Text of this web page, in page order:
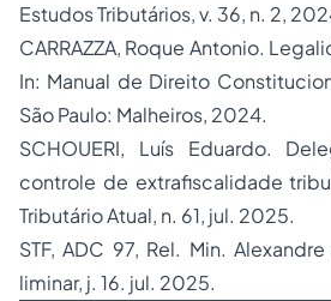
Estudos Tributários, v. 36, n. 2,
CARRAZZA, Roque Antonio.
In: Manual de Direito
São Paulo: Malheiros, 2024.
SCHOUERI, Luís Eduardo.
controle de extrafiscalidade
Tributário Atual, n. 61, jul. 2025.
STF, ADC 97, Rel. Min.
liminar, j. 16. jul. 2025.